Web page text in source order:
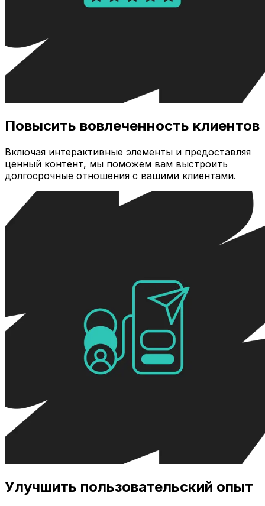
Повысить вовлеченность клиентов
Включая интерактивные элементы и предоставляя
ценный контент, мы поможем вам выстроить
долгосрочные отношения с вашими клиентами.
Улучшить пользовательский опыт